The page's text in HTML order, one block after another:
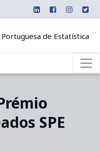
de Estatística
SPE